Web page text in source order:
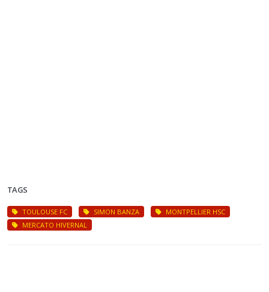
TAGS
TOULOUSE FC SIMON BANZA
MONTPELLIER HSC
MERCATO HIVERNAL